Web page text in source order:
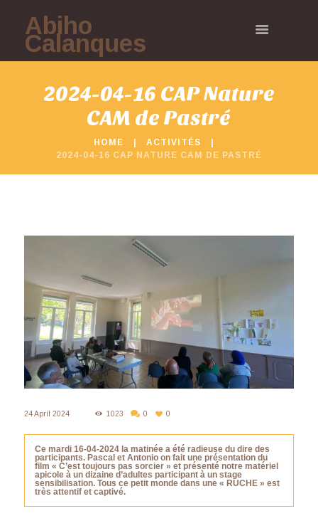
Abiho
Calanques
2024-04-16 CAP Nature
CAM de Pastré
HOME
ACTIVITÉS
2024-04-16 CAP NATURE CAM DE PASTRÉ
24 April 2024 1023 0 0
Ce mardi 16-04-2024 la matinée a été radieuse du dire des
participants. Pascal et Antonio on fait une présentation du
film « C’est toujours pas sorcier » et présenté notre matériel
apicole à un dizaine d’adultes participant à un stage
sensibilisation. Tous ce petit monde dans une « RUCHE » est
très attentif et captivé.